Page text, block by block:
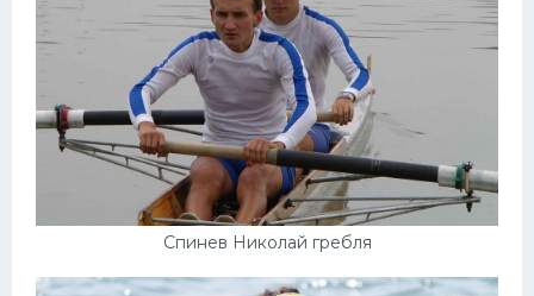
Спинев Николай гребля